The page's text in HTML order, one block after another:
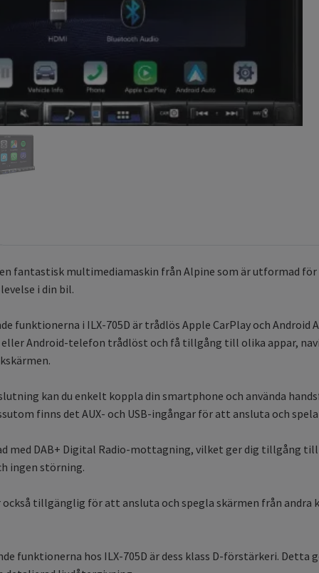
fantastisk multimediamaskin från Alpine som är utformad
i din bil.
funktionerna i ILX-705D är trådlös Apple CarPlay och
Android-telefon trådlöst och få tillgång till olika appar,
kan du enkelt koppla din smartphone och använda
finns det AUX- och USB-ingångar för att ansluta och
med DAB+ Digital Radio-mottagning, vilket ger dig tillgång
ingen störning.
också tillgänglig för att ansluta och spegla skärmen från
funktionerna hos ILX-705D är dess klass D-förstärkeri.